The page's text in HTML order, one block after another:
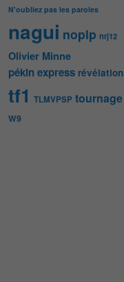
N'oubliez pas les paroles
nagui noplp nrj12
Olivier Minne
pékin express révélation
tf1 TLMVPSP tournage
W9